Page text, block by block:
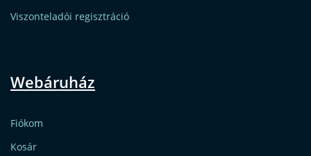
Viszonteladói regisztráció
Webáruház
Fiókom
Kosár